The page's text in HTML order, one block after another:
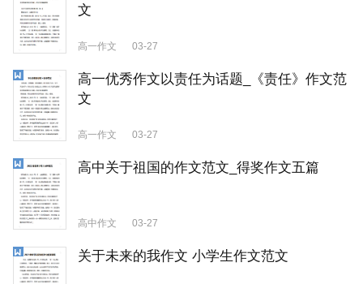
文
高一作文 03-27
高一优秀作文以责任为话题_《责任》作文范
文
高一作文 03-27
高中关于祖国的作文范文_得奖作文五篇
高中作文 03-27
关于未来的我作文 小学生作文范文